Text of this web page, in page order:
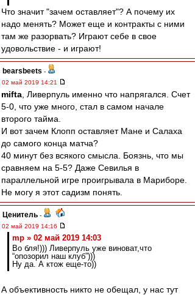
Что значит "зачем оставляет"? А почему их
надо менять? Может еще и контракты с ними
там же разорвать? Играют себе в свое
удовольствие - и играют!
bearsbeets -
02 май 2019 14:21
mifta , Ливерпуль именно что напрягался. Счет
5-0, что уже много, стал в самом начале
второго тайма.
И вот зачем Клопп оставляет Мане и Салаха
до самого конца матча?
40 минут без всякого смысла. Боязнь, что мы
сравняем на 5-5? Даже Севилья в
параллельной игре проигрывала в Мариборе.
Не могу я этот садизм понять.
Ценитель -
02 май 2019 14:16
mp » 02 май 2019 14:03
Во бля!))) Ливерпуль уже виноват,что
“опозорил наш клуб”)))
Ну да. А ктож еще-то))
А объективность никто не обещал, у нас тут